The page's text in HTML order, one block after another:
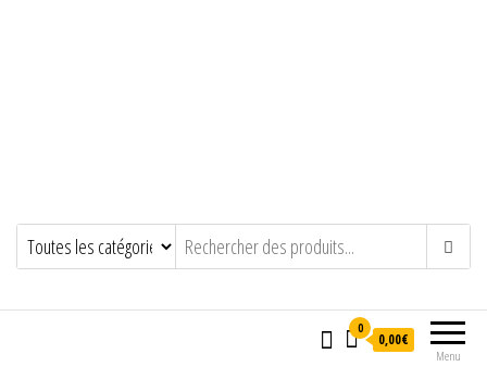
Menu
0
0,00€